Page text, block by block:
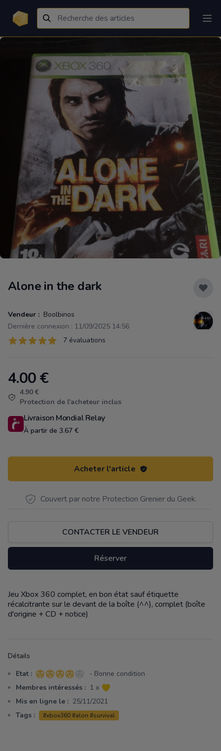
Alone in the dark
Vendeur : Boolbinos
Dernière connexion : 11/09/2025 14:56
Évaluations
7 sur 5 étoiles 7 évaluations
Product information
4.00€
4.90 €
Protection de l'acheteur inclus
Livraison Mondial Relay
À partir de 3.67 €
Acheter l'article
Couvert par notre Protection Grenier du Geek.
CONTACTER LE VENDEUR
Réserver
Description
Jeu Xbox 360 complet, en bon état sauf étiquette
récalcitrante sur le devant de la boîte (^^), complet (boîte
d'origine + CD + notice)
Détails
Etat : 4 sur 5 étoiles
- Bonne condition
Membres intéressés : 1 x
Mis en ligne le : 25/11/2021
Tags :
#xbox360 #alon #survival